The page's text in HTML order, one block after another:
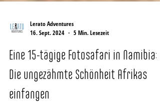
Lerato Adventures
16. Sept. 2024